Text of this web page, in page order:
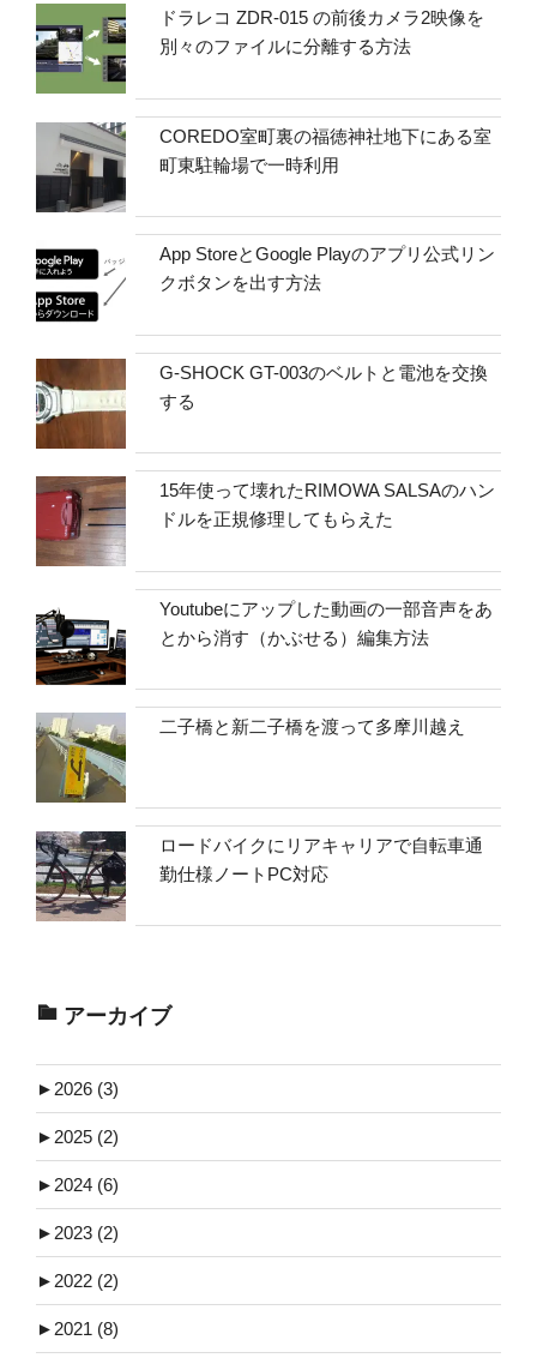
ドラレコ ZDR-015 の前後カメラ2映像を
別々のファイルに分離する方法
COREDO室町裏の福徳神社地下にある室
町東駐輪場で一時利用
App StoreとGoogle Playのアプリ公式リン
クボタンを出す方法
G-SHOCK GT-003のベルトと電池を交換
する
15年使って壊れたRIMOWA SALSAのハン
ドルを正規修理してもらえた
Youtubeにアップした動画の一部音声をあ
とから消す（かぶせる）編集方法
二子橋と新二子橋を渡って多摩川越え
ロードバイクにリアキャリアで自転車通
勤仕様ノートPC対応
アーカイブ
► 2026 (3)
► 2025 (2)
► 2024 (6)
► 2023 (2)
► 2022 (2)
► 2021 (8)